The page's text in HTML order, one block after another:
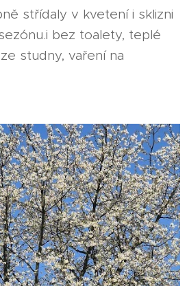
střídaly v kvetení i sklizni
bez toalety, teplé
studny, vaření na